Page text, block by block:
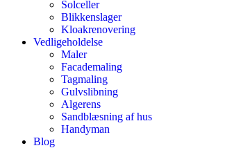
Solceller
Blikkenslager
Kloakrenovering
Vedligeholdelse
Maler
Facademaling
Tagmaling
Gulvslibning
Algerens
Sandblæsning af hus
Handyman
Blog